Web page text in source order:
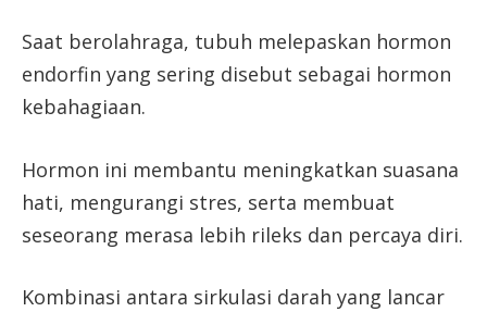
Saat berolahraga, tubuh melepaskan hormon
endorfin yang sering disebut sebagai hormon
kebahagiaan.
Hormon ini membantu meningkatkan suasana
hati, mengurangi stres, serta membuat
seseorang merasa lebih rileks dan percaya diri.
Kombinasi antara sirkulasi darah yang lancar